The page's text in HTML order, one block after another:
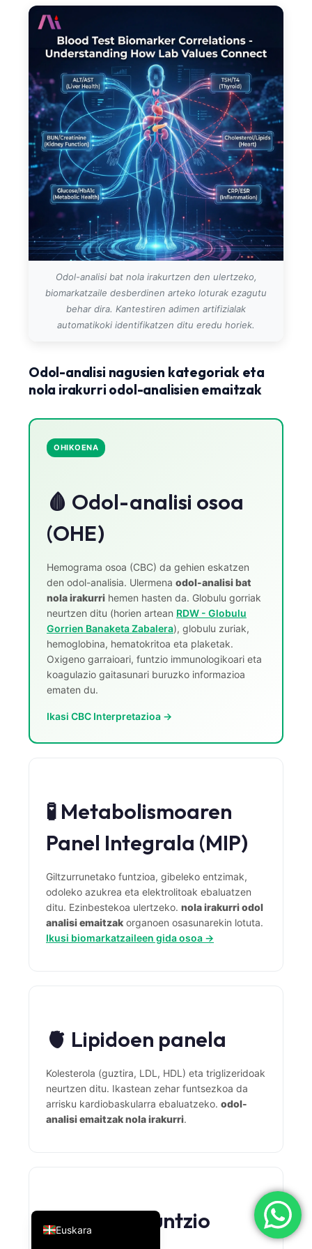
Odol-analisi bat nola irakurtzen den ulertzeko,
biomarkatzaile desberdinen arteko loturak ezagutu
behar dira. Kantestiren adimen artifizialak
automatikoki identifikatzen ditu eredu horiek.
Odol-analisi nagusien kategoriak eta
nola irakurri odol-analisien emaitzak
OHIKOENA
🩸 Odol-analisi osoa
(OHE)
Hemograma osoa (CBC) da gehien eskatzen
den odol-analisia. Ulermena odol-analisi bat
nola irakurri hemen hasten da. Globulu gorriak
neurtzen ditu (horien artean RDW - Globulu
Gorrien Banaketa Zabalera), globulu zuriak,
hemoglobina, hematokritoa eta plaketak.
Oxigeno garraioari, funtzio immunologikoari eta
koagulazio gaitasunari buruzko informazioa
ematen du.
Ikasi CBC Interpretazioa →
🧪 Metabolismoaren
Panel Integrala (MIP)
Giltzurrunetako funtzioa, gibeleko entzimak,
odoleko azukrea eta elektrolitoak ebaluatzen
ditu. Ezinbestekoa ulertzeko. nola irakurri odol
analisi emaitzak organoen osasunarekin lotuta.
Ikusi biomarkatzaileen gida osoa →
🫀 Lipidoen panela
Kolesterola (guztira, LDL, HDL) eta triglizeridoak
neurtzen ditu. Ikastean zehar funtsezkoa da
arrisku kardiobaskularra ebaluatzeko. odol-
analisi emaitzak nola irakurri.
🦴 Tiroide funtzio
Euskara
עִבְרִית
Italiano
Español
Português
Български
हिन्दी
Bahasa Indonesia
Српски језик
Svenska
Azərbaycan dili
Eesti
日本語
Čeština
ქართული
Русский
Lietuvių kalba
한국어
Magyar
اردو
தமிழ்
ગુજરાતી
ಕನ್ನಡ
മലയാളം
Bahasa Melayu
Tiếng Việt
Tagalog
ไทย
ဗမာစာ
ភាសាខ្មែរ
Kiswahili
አማርኛ
Українська